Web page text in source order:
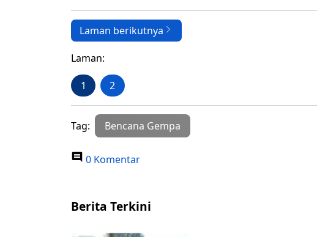
Laman berikutnya
Laman:
1 2
Tag: Bencana Gempa
0 Komentar
Berita Terkini